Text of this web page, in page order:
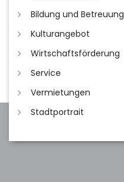
Bildung und Betreuung
Kulturangebot
Wirtschaftsförderung
Service
Vermietungen
Stadtportrait